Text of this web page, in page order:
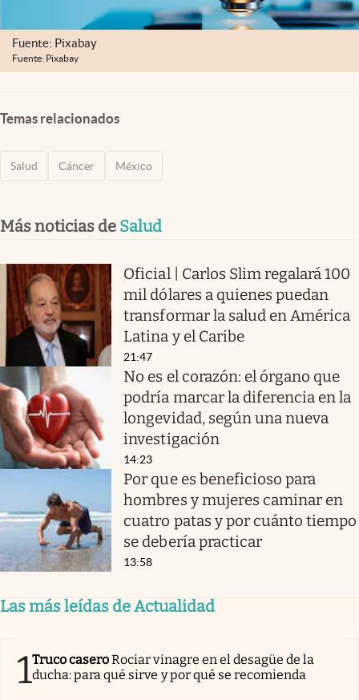
Fuente: Pixabay
Fuente: Pixabay
Temas relacionados
Salud Cáncer México
Más noticias de Salud
Oficial | Carlos Slim regalará 100
mil dólares a quienes puedan
transformar la salud en América
Latina y el Caribe
21:47
No es el corazón: el órgano que
podría marcar la diferencia en la
longevidad, según una nueva
investigación
14:23
Por que es beneficioso para
hombres y mujeres caminar en
cuatro patas y por cuánto tiempo
se debería practicar
13:58
Las más leídas de Actualidad
1Truco caseroRociar vinagre en el desagüe de la
ducha: para qué sirve y por qué se recomienda